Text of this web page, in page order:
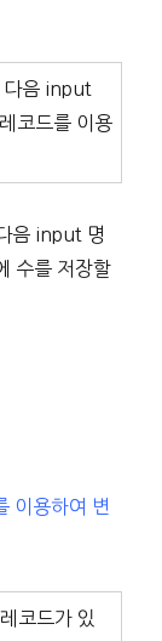
다음 input
코드를 이용
음 input 명
수를 저장할
이용하여 변
코드가 있